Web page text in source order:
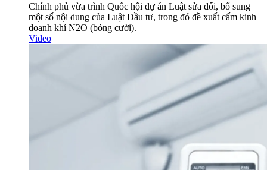
Chính phủ vừa trình Quốc hội dự án Luật sửa đổi, bổ sung
một số nội dung của Luật Đầu tư, trong đó đề xuất cấm kinh
doanh khí N2O (bóng cười).
Video